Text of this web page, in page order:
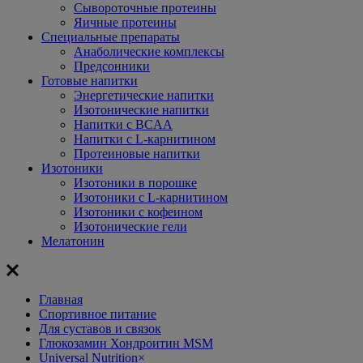
Сывороточные протеины
Яичные протеины
Специальные препараты
Анаболические комплексы
Предсонники
Готовые напитки
Энергетические напитки
Изотонические напитки
Напитки с BCAA
Напитки с L-карнитином
Протеиновые напитки
Изотоники
Изотоники в порошке
Изотоники с L-карнитином
Изотоники с кофеином
Изотонические гели
Мелатонин
Главная
Спортивное питание
Для суставов и связок
Глюкозамин Хондроитин MSM
Universal Nutrition×